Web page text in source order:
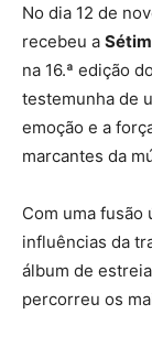
No dia 12 de
recebeu a
na 16.ª edição
testemunha de
emoção e a
marcantes da
Com uma fusão
influências da
álbum de
percorreu os